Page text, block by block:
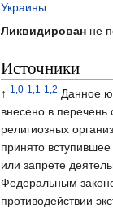
Украины.
Ликвидированне
Источники
↑ 1,0 1,1 1,2 Данное
внесено в
религиозных
принято
или запрете
Федеральным
противодействии